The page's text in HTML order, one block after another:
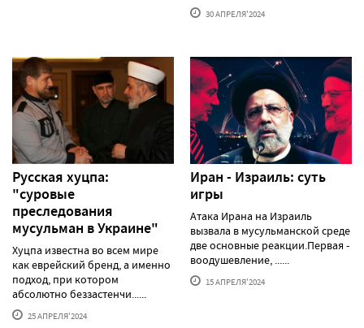
30 АПРЕЛЯ'2024
Русская хуцпа:
"суровые
преследования
мусульман в Украине"
Хуцпа известна во всем мире
как еврейский бренд, а именно
подход, при котором
абсолютно беззастенчи......
25 АПРЕЛЯ'2024
Иран - Израиль: суть
игры
Атака Ирана на Израиль
вызвала в мусульманской среде
две основные реакции.Первая -
воодушевление, ......
15 АПРЕЛЯ'2024